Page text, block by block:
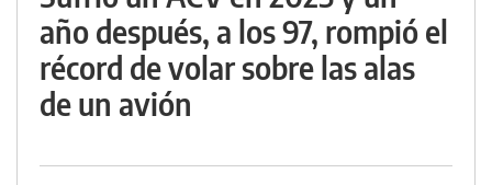
año después, a los 97, rompió el
récord de volar sobre las alas
de un avión